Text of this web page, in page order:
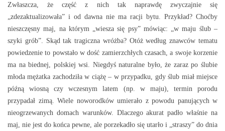
Zwłaszcza, że część z nich tak naprawdę zwyczajnie się
„zdezaktualizowała” i od dawna nie ma racji bytu. Przykład? Choćby
nieszczęsny maj, na którym „wiesza się psy” mówiąc: „w maju ślub –
szyki grób”. Skąd tak tragiczna wróżba? Otóż według znawców tematu
powiedzenie to powstało w dość zamierzchłych czasach, a swoje korzenie
ma na biednej, polskiej wsi. Niegdyś naturalne było, że zaraz po ślubie
młoda mężatka zachodziła w ciążę – w przypadku, gdy ślub miał miejsce
późną wiosną czy wczesnym latem (np. w maju), termin porodu
przypadał zimą. Wiele noworodków umierało z powodu panujących w
nieogrzewanych domach warunków. Dlaczego akurat padło właśnie na
maj, nie jest do końca pewne, ale porzekadło się utarło i „straszy” do dnia